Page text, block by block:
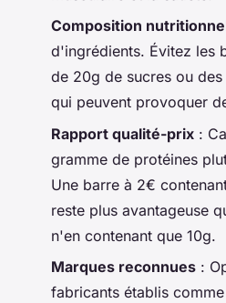
Composition
d'ingrédients. Évitez les
de 20g de sucres ou
qui peuvent provoquer
Rapport qualité-prix :
gramme de protéines
Une barre à 2€
reste plus avantageuse
n'en contenant que 10g.
Marques reconnues :
fabricants établis comme